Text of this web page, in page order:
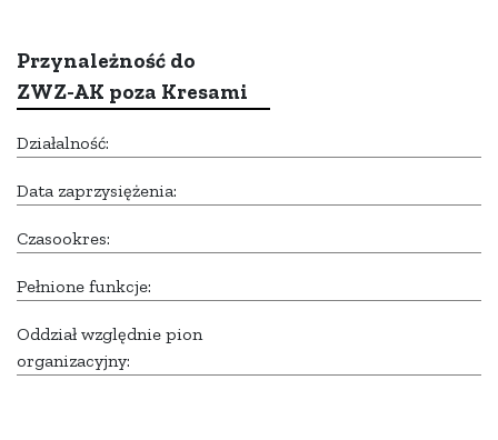
Przynależność do
ZWZ-AK poza Kresami
Działalność:
Data zaprzysiężenia:
Czasookres:
Pełnione funkcje:
Oddział względnie pion
organizacyjny: